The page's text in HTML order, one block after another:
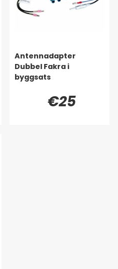
Antennadapter
Dubbel Fakra i
byggsats
€25